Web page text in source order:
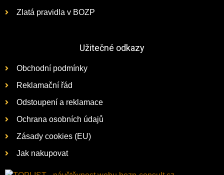
Zlatá pravidla v BOZP
Užitečné odkazy
Obchodní podmínky
Reklamační řád
Odstoupení a reklamace
Ochrana osobních údajů
Zásady cookies (EU)
Jak nakupovat